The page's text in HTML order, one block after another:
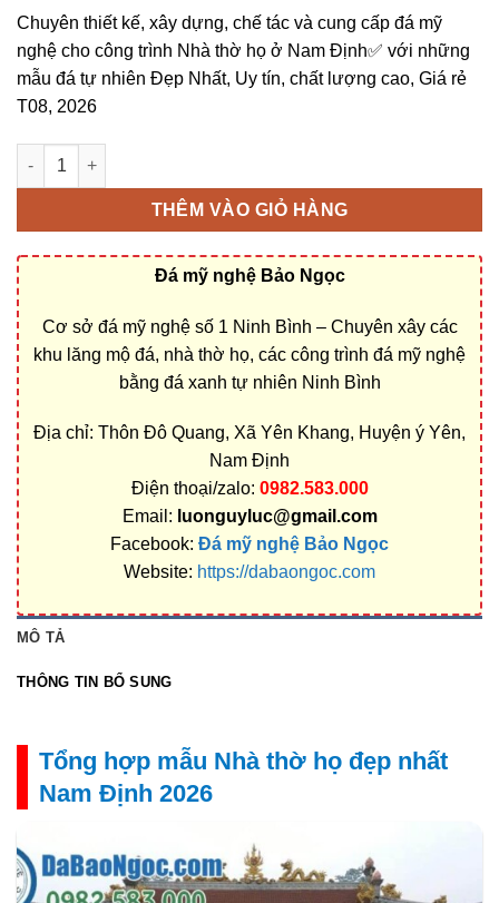
Chuyên thiết kế, xây dựng, chế tác và cung cấp đá mỹ
nghệ cho công trình Nhà thờ họ ở Nam Định✅ với những
mẫu đá tự nhiên Đẹp Nhất, Uy tín, chất lượng cao, Giá rẻ
T08, 2026
Cơ sở thiết kế, thi công, chuyên xây dựng Nhà thờ họ ở Nam
THÊM VÀO GIỎ HÀNG
Đá mỹ nghệ Bảo Ngọc
Cơ sở đá mỹ nghệ số 1 Ninh Bình – Chuyên xây các
khu lăng mộ đá, nhà thờ họ, các công trình đá mỹ nghệ
bằng đá xanh tự nhiên Ninh Bình
Địa chỉ: Thôn Đô Quang, Xã Yên Khang, Huyện ý Yên,
Nam Định
Điện thoại/zalo: 0982.583.000
Email: luonguyluc@gmail.com
Facebook: Đá mỹ nghệ Bảo Ngọc
Website: https://dabaongoc.com
MÔ TẢ
THÔNG TIN BỔ SUNG
Tổng hợp mẫu Nhà thờ họ đẹp nhất
Nam Định 2026